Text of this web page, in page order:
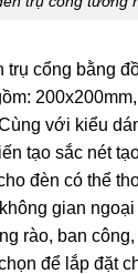
trụ cổng bằng
với kiểu
tạo sắc nét
đèn có thể
gian
rào, ban